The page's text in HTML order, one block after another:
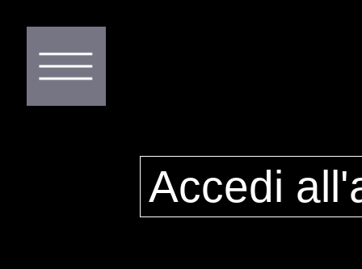
Accedi